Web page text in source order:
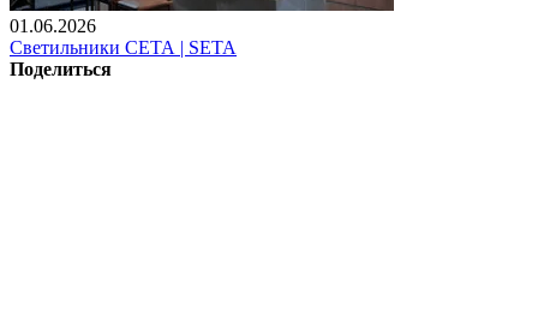
01.06.2026
Светильники СЕТА | SETA
Поделиться